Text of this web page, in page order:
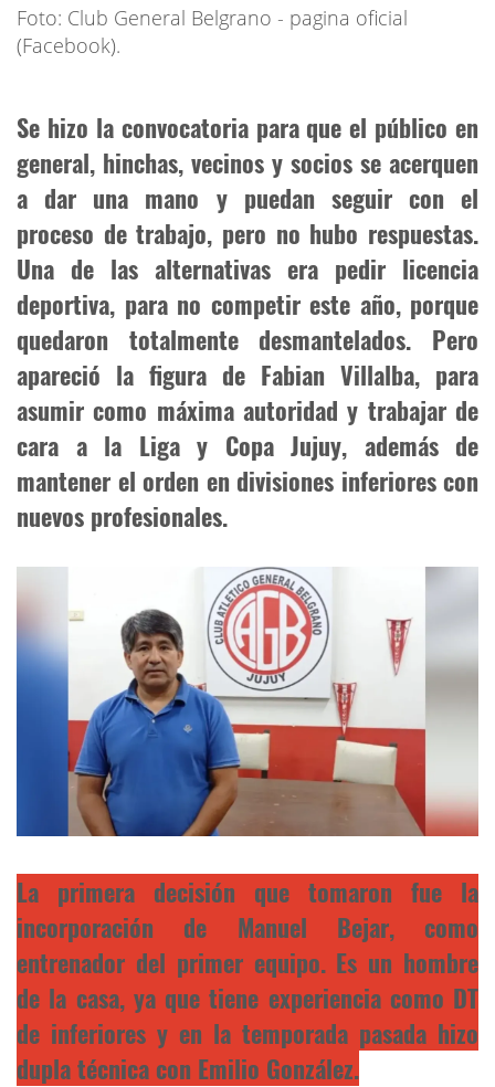
Foto: Club General Belgrano - pagina oficial
(Facebook).
Se hizo la convocatoria para que el público en
general, hinchas, vecinos y socios se acerquen
a dar una mano y puedan seguir con el
proceso de trabajo, pero no hubo respuestas.
Una de las alternativas era pedir licencia
deportiva, para no competir este año, porque
quedaron totalmente desmantelados. Pero
apareció la figura de Fabian Villalba, para
asumir como máxima autoridad y trabajar de
cara a la Liga y Copa Jujuy, además de
mantener el orden en divisiones inferiores con
nuevos profesionales.
La primera decisión que tomaron fue la
incorporación de Manuel Bejar, como
entrenador del primer equipo. Es un hombre
de la casa, ya que tiene experiencia como DT
de inferiores y en la temporada pasada hizo
dupla técnica con Emilio González.